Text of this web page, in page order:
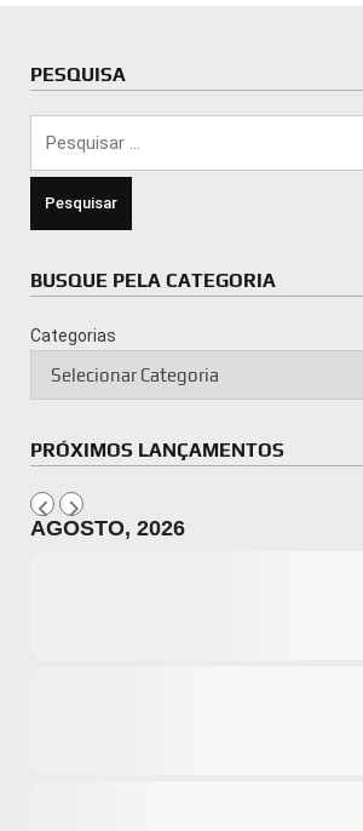
PESQUISA
BUSQUE PELA CATEGORIA
Categorias
PRÓXIMOS LANÇAMENTOS
AGOSTO, 2026